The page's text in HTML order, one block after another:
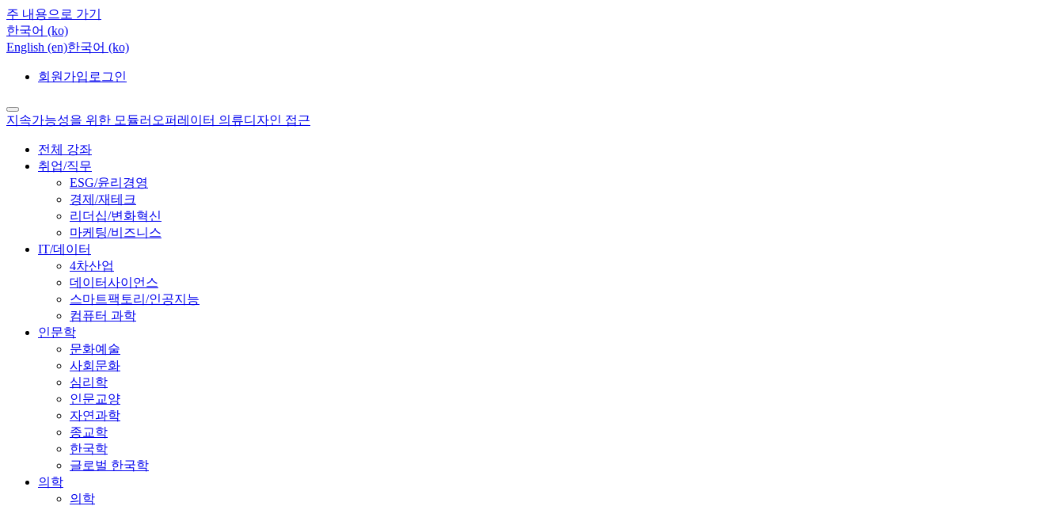
주 내용으로 가기
한국어 ‎(ko)‎
English ‎(en)‎한국어 ‎(ko)‎
회원가입 로그인
지속가능성을 위한 모듈러오퍼레이터 의류디자인 접근
전체 강좌
취업/직무
ESG/윤리경영
경제/재테크
리더십/변화혁신
마케팅/비즈니스
IT/데이터
4차산업
데이터사이언스
스마트팩토리/인공지능
컴퓨터 과학
인문학
문화예술
사회문화
심리학
인문교양
자연과학
종교학
한국학
글로벌 한국학
의학
의학